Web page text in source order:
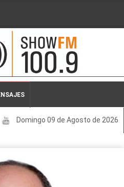
Domingo 09 de Agosto de 2026
LOCALES